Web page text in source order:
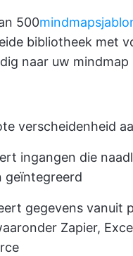
500
bibliotheek met
naar uw mindmap
verscheidenheid
ingangen die
geïntegreerd
gegevens vanuit
Zapier,